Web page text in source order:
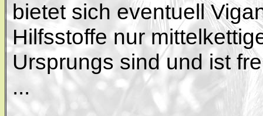
bietet sich eventuell
Hilfsstoffe nur
Ursprungs sind und ist
...